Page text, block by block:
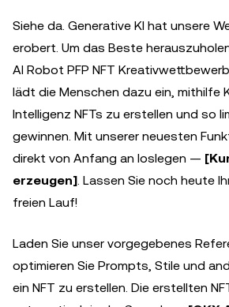
Siehe da. Generative KI hat unsere
erobert. Um das Beste
AI Robot PFP NFT
lädt die Menschen dazu ein, mithilfe
Intelligenz NFTs zu erstellen und so
gewinnen. Mit unserer neuesten
direkt von Anfang an loslegen —
erzeugen]. Lassen Sie noch heute
freien Lauf!
Laden Sie unser vorgegebenes
optimieren Sie Prompts, Stile und
ein NFT zu erstellen. Die erstellten